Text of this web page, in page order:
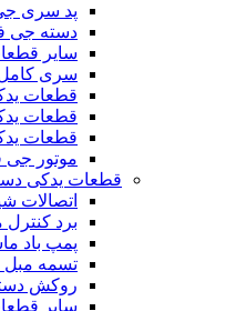
پد سری
دسته جی
سایر
سری کامل
قطعات
قطعات
قطعات
موتور جی
قطعات یدکی
اتصالات
برد کنترل
پمپ باد
تسمه مبل
روکش
سایر